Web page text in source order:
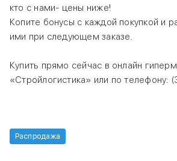
кто с нами- цены ниже!
Копите бонусы с каждой покупкой и
ими при следующем заказе.
Купить прямо сейчас в онлайн
«Стройлогистика» или по
Распродажа